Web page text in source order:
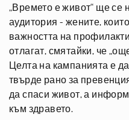
„Времето е живот“ ще се
аудитория - жените,
важността на
отлагат, смятайки, че
Целта на кампанията е
твърде рано за
да спаси живот, а
към здравето.